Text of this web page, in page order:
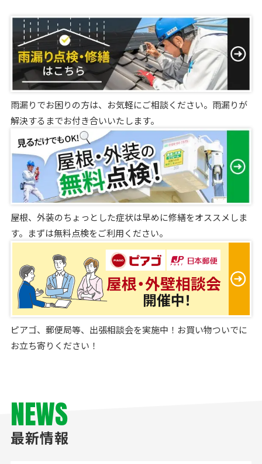
雨漏りでお困りの方は、お気軽にご相談ください。雨漏りが
解決するまでお付き合いいたします。
屋根、外装のちょっとした症状は早めに修繕をオススメしま
す。まずは無料点検をご利用ください。
ピアゴ、郵便局等、出張相談会を実施中！お買い物ついでに
お立ち寄りください！
NEWS
最新情報